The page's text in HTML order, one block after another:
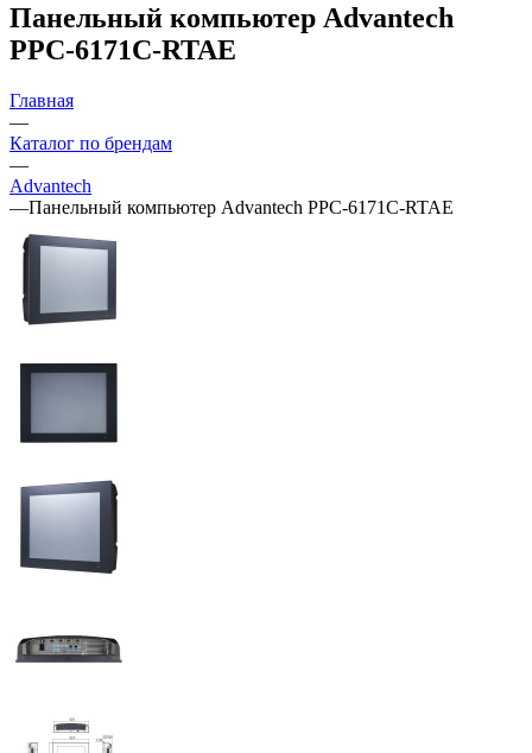
Панельный компьютер Advantech
PPC-6171C-RTAE
Главная
—
Каталог по брендам
—
Advantech
—Панельный компьютер Advantech PPC-6171C-RTAE